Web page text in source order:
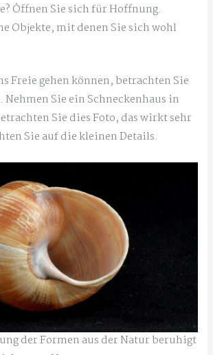
Öffnen Sie sich für Hoffnung.
Objekte, mit denen Sie sich wohl
Freie gehen können, betrachten Sie
Sie ein Schneckenhaus in
Sie dies Foto, das wirkt sehr
Sie auf die kleinen Details.
der Formen aus der Natur beruhigt